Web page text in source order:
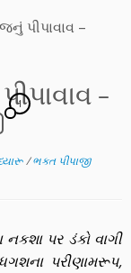
પીપાવાવ –
–
1
/ભક્ત પીપાજી
નકશા પર ડંકો વાગી
પરીણામરૂપ,